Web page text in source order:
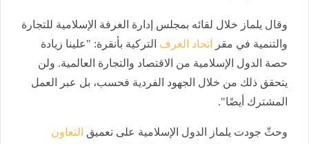
وقال يلماز خلال لقائه بمجلس إدارة الغرفة الإسلامية للتجارة
والتنمية في مقر
اتحاد الغرف التركية بأنقرة: "علينا زيادة
حصة الدول الإسلامية من الاقتصاد والتجارة العالمية. ولن
يتحقق ذلك من خلال الجهود الفردية فحسب، بل عبر العمل
المشترك أيضًا".
وحثّ جودت يلماز الدول الإسلامية على تعميق التعاون